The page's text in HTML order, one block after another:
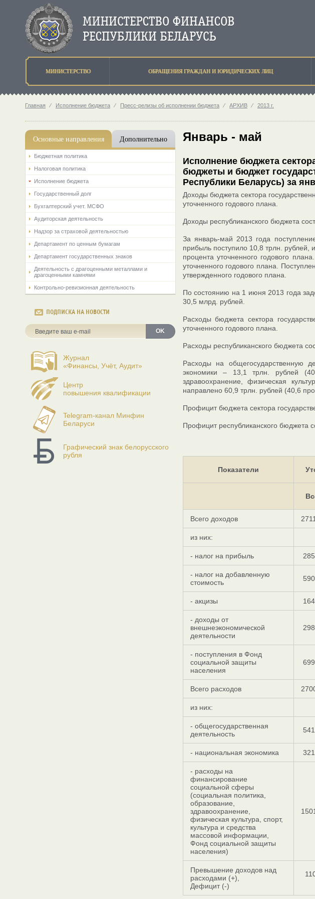
МИНИСТЕРСТВО ОБРАЩЕНИЯ ГРАЖДАН И ЮРИДИЧЕСКИХ ЛИЦ
Главная ⁄ Исполнение бюджета ⁄ Пресс-релизы об исполнении бюджета ⁄ АРХИВ ⁄ 2013 г.
Основные направления Дополнительно
Бюджетная политика
Налоговая политика
Исполнение бюджета
Государственный долг
Бухгалтерский учет. МСФО
Аудиторская деятельность
Надзор за страховой деятельностью
Департамент по ценным бумагам
Департамент государственных знаков
Деятельность с драгоценными металлами и
драгоценными камнями
Контрольно-ревизионная деятельность
ПОДПИСКА НА НОВОСТИ
OK
Журнал
«Финансы, Учёт, Аудит»
Центр
повышения квалификации
Telegram-канал Минфин
Беларуси
Графический знак белорусского
рубля
Январь - май
Исполнение бюджета
бюджеты и бюджет
Республики Беларусь) за
Доходы бюджета сектора
уточненного годового плана.
Доходы республиканского бюджета
За январь-май 2013 года
прибыль поступило 10,8 трлн. рублей,
процента уточненного годового
уточненного годового плана.
утвержденного годового плана.
По состоянию на 1 июня 2013 года
30,5 млрд. рублей.
Расходы бюджета сектора
уточненного годового плана.
Расходы республиканского бюджета
Расходы на общегосударственную
экономики – 13,1 трлн. рублей
здравоохранение, физическая
направлено 60,9 трлн. рублей (40,6
Профицит бюджета сектора
Профицит республиканского бюджета
Показатели
Всего доходов
из них:
- налог на прибыль
- налог на добавленную
стоимость
- акцизы
- доходы от
внешнеэкономической
деятельности
- поступления в Фонд
социальной защиты
населения
Всего расходов
из них:
- общегосударственная
деятельность
- национальная экономика
- расходы на
финансирование
социальной сферы
(социальная политика,
образование,
здравоохранение,
физическая культура, спорт,
культура и средства
массовой информации,
Фонд социальной защиты
населения)
Превышение доходов над
расходами (+),
Дефицит (-)